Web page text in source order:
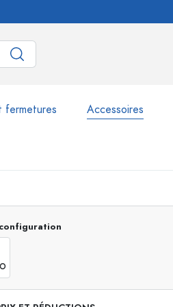
fermetures Accessoires
Bocaux